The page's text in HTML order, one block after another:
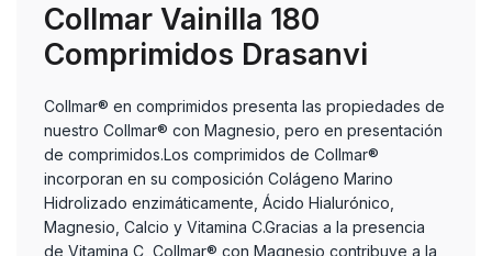
Collmar Vainilla 180
Comprimidos Drasanvi
Collmar® en comprimidos presenta las propiedades de
nuestro Collmar® con Magnesio, pero en presentación
de comprimidos.Los comprimidos de Collmar®
incorporan en su composición Colágeno Marino
Hidrolizado enzimáticamente, Ácido Hialurónico,
Magnesio, Calcio y Vitamina C.Gracias a la presencia
de Vitamina C, Collmar® con Magnesio contribuye a la